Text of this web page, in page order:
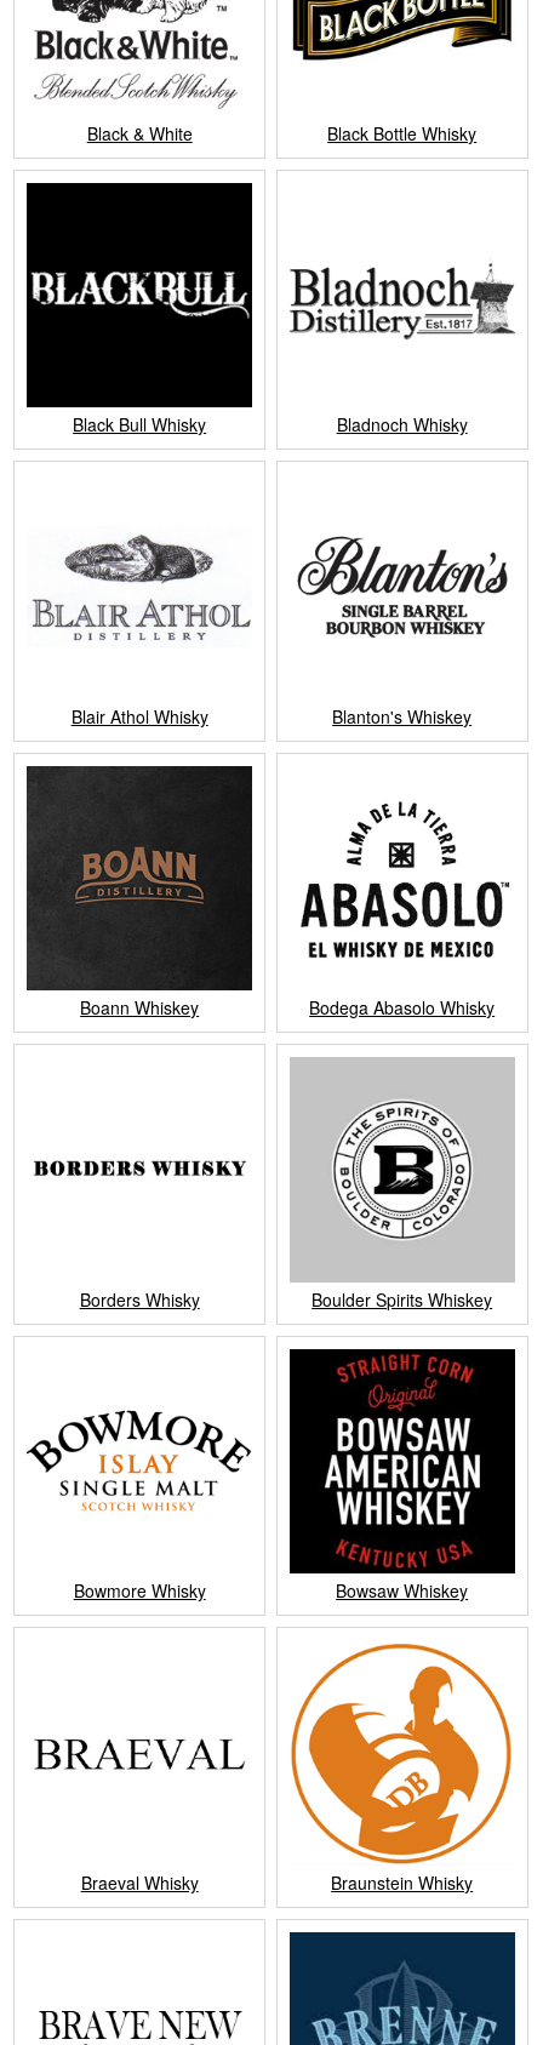
Black & White Black Bottle Whisky
Black Bull Whisky Bladnoch Whisky
Blair Athol Whisky Blanton's Whiskey
Boann Whiskey Bodega Abasolo Whisky
Borders Whisky Boulder Spirits Whiskey
Bowmore Whisky Bowsaw Whiskey
Braeval Whisky Braunstein Whisky